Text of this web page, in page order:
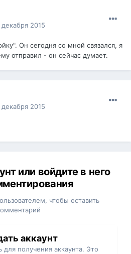
декабря 2015
Он сегодня со мной связался, я
отправил - он сейчас думает.
декабря 2015
или войдите в него
чтобы оставить
аккаунт
для получения аккаунта. Это